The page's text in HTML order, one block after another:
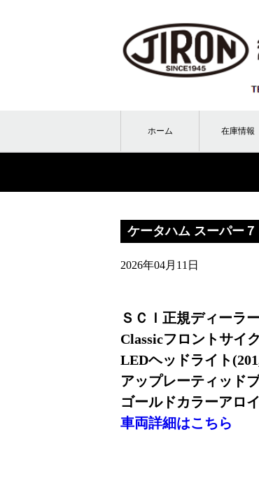
ホーム 在庫情報
ケータハム スーパー
2026年04月11日
ＳＣＩ正規ディー
Classicフロントサイ
LEDヘッドライト
アップレーティッド
ゴールドカラーアロ
車両詳細はこちら